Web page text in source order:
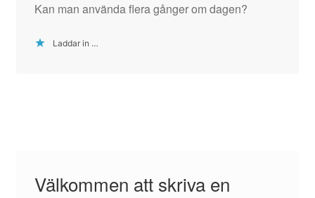
Kan man använda flera gånger om dagen?
Laddar in …
Välkommen att skriva en